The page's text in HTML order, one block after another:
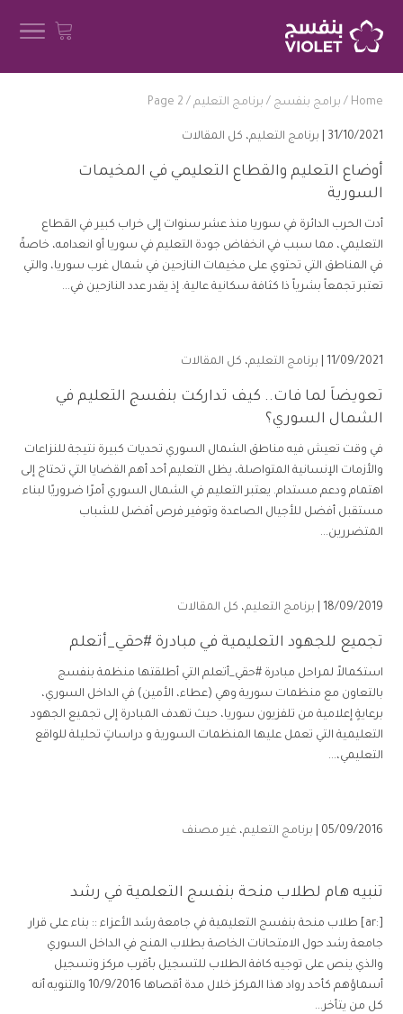
Home
/ برامج بنفسج / برنامج التعليم /
Page 2
31/10/2021 | برنامج التعليم، كل المقالات
أوضاع التعليم والقطاع التعليمي في المخيمات
السورية
أدت الحرب الدائرة في سوريا منذ عشر سنوات إلى خراب كبير في القطاع
التعليمي، مما سبب في انخفاض جودة التعليم في سوريا أو انعدامه، خاصةً
في المناطق التي تحتوي على مخيمات النازحين في شمال غرب سوريا، والتي
تعتبر تجمعاً بشرياً ذا كثافة سكانية عالية. إذ يقدر عدد النازحين في...
11/09/2021 | برنامج التعليم، كل المقالات
تعويضاً لما فات.. كيف تداركت بنفسج التعليم في
الشمال السوري؟
في وقت تعيش فيه مناطق الشمال السوري تحديات كبيرة نتيجة للنزاعات
والأزمات الإنسانية المتواصلة، يظل التعليم أحد أهم القضايا التي تحتاج إلى
اهتمام ودعم مستدام. يعتبر التعليم في الشمال السوري أمرًا ضروريًا لبناء
مستقبل أفضل للأجيال الصاعدة وتوفير فرص أفضل للشباب
المتضررين...
18/09/2019 | برنامج التعليم، كل المقالات
تجميع للجهود التعليمية في مبادرة #حقي_أتعلم
استكمالاً لمراحل مبادرة #حقي_أتعلم التي أطلقتها منظمة بنفسج
بالتعاون مع منظمات سورية وهي (عطاء، الأمين) في الداخل السوري،
برعايةٍ إعلامية من تلفزيون سوريا، حيث تهدف المبادرة إلى تجميع الجهود
التعليمية التي تعمل عليها المنظمات السورية و دراساتٍ تحليلة للواقع
التعليمي،...
05/09/2016 | برنامج التعليم، غير مصنف
تنبيه هام لطلاب منحة بنفسج التعلمية في رشد
[:ar] طلاب منحة بنفسج التعليمية في جامعة رشد الأعزاء :: بناء على قرار
جامعة رشد حول الامتحانات الخاصة بطلاب المنح في الداخل السوري
والذي ينص على توجيه كافة الطلاب للتسجيل بأقرب مركز وتسجيل
أسماؤهم كأحد رواد هذا المركز خلال مدة أقصاها 10/9/2016 والتنويه أنه
كل من يتأخر...